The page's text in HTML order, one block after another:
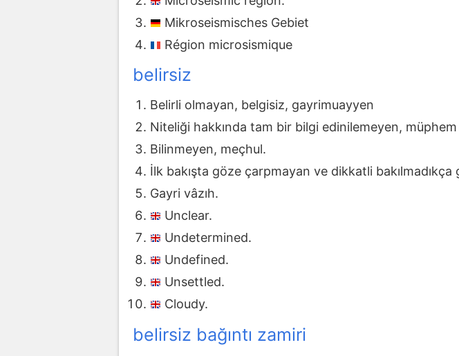
Mikroseismisches Gebiet
Région microsismique
belirsiz
Belirli olmayan, belgisiz, gayrimuayyen
Niteliği hakkında tam bir bilgi edinilemeyen, müphem
Bilinmeyen, meçhul.
İlk bakışta göze çarpmayan ve dikkatli
Gayri vâzıh.
Unclear.
Undetermined.
Undefined.
Unsettled.
Cloudy.
belirsiz bağıntı zamiri